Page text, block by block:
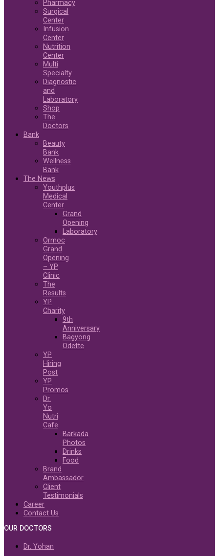
Pharmacy
Surgical
Center
Infusion
Center
Nutrition
Center
Multi
Specialty
Diagnostic
and
Laboratory
Shop
The
Doctors
Bank
Beauty
Bank
Wellness
Bank
The News
Youthplus
Medical
Center
Grand
Opening
Laboratory
Ormoc
Grand
Opening
– YP
Clinic
The
Results
YP
Charity
9th
Anniversary
Bagyong
Odette
YP
Hiring
Post
YP
Promos
Dr.
Yo
Nutri
Cafe
Barkada
Photos
Drinks
Food
Brand
Ambassador
Client
Testimonials
Career
Contact Us
OUR DOCTORS
Dr. Yohan